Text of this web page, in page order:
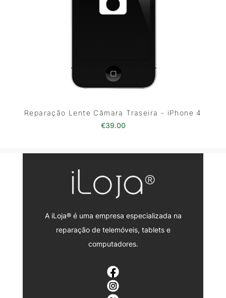
Reparação Lente Câmara Traseira - iPhone 4
€39.00
A iLoja® é uma empresa especializada na
reparação de telemóveis, tablets e
computadores.